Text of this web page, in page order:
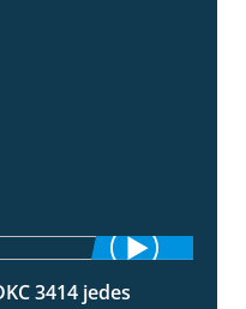
1:49
3414 jedes